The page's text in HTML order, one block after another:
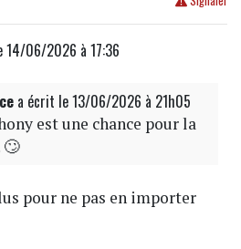
06/2026 à 17:36
a écrit le 13/06/2026 à 21h05
est une chance pour la
🙄
pour ne pas en importer